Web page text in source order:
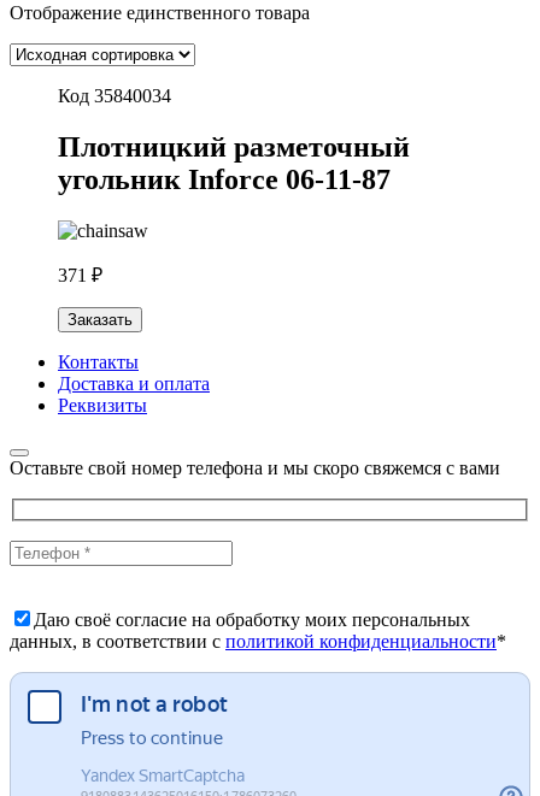
Отображение единственного товара
Код 35840034
Плотницкий разметочный
угольник Inforce 06-11-87
371 ₽
Заказать
Контакты
Доставка и оплата
Реквизиты
Оставьте свой номер телефона и мы скоро свяжемся с вами
Даю своё согласие на обработку моих персональных
данных, в соответствии с политикой конфиденциальности*